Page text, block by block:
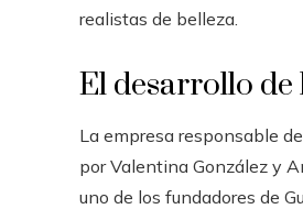
realistas de belleza.
El desarrollo
La empresa responsable
por Valentina González y
uno de los fundadores de